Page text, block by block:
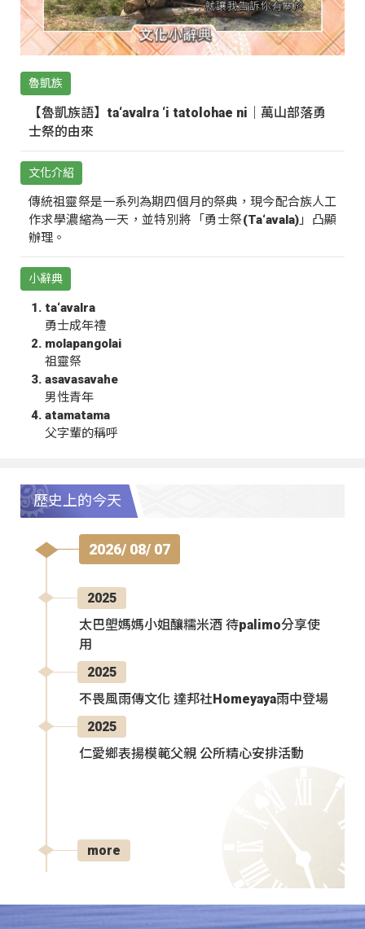
魯凱族
【魯凱族語】ta‘avalra ‘i tatolohae ni｜萬山部落勇
士祭的由來
文化介紹
傳統祖靈祭是一系列為期四個月的祭典，現今配合族人工
作求學濃縮為一天，並特別將「勇士祭(Ta‘avala)」凸顯
辦理。
小辭典
ta‘avalra
勇士成年禮
molapangolai
祖靈祭
asavasavahe
男性青年
atamatama
父字輩的稱呼
歷史上的今天
2026/ 08/ 07
2025
太巴塱媽媽小姐釀糯米酒 待palimo分享使
用
2025
不畏風雨傳文化 達邦社Homeyaya雨中登場
2025
仁愛鄉表揚模範父親 公所精心安排活動
more